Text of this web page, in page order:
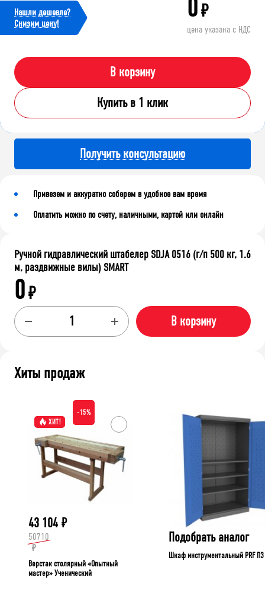
Нашли дешевле?
Cнизим цену!
0₽
цена указана с НДС
В корзину
Купить в 1 клик
Получить консультацию
Привезем и аккуратно соберем в удобное вам время
Оплатить можно по счету, наличными, картой или онлайн
Ручной гидравлический штабелер SDJA 0516 (г/п 500 кг, 1.6
м, раздвижные вилы) SMART
0₽
В корзину
Хиты продаж
ХИТ!
-15%
43 104 ₽
50710
₽
Верстак столярный «Опытный
мастер» Ученический
Подобрать аналог
Шкаф инструментальный PRF П3